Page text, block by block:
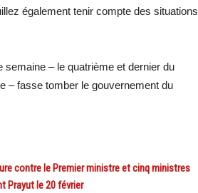
également tenir compte des situations
semaine – le quatrième et dernier du
– fasse tomber le gouvernement du
contre le Premier ministre et cinq ministres
Prayut le 20 février